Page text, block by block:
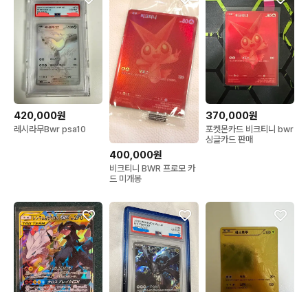
420,000원
레시라무Bwr psa10
400,000원
비크티니 BWR 프로모 카
드 미개봉
370,000원
포켓몬카드 비크티니 bwr
싱글카드 판매